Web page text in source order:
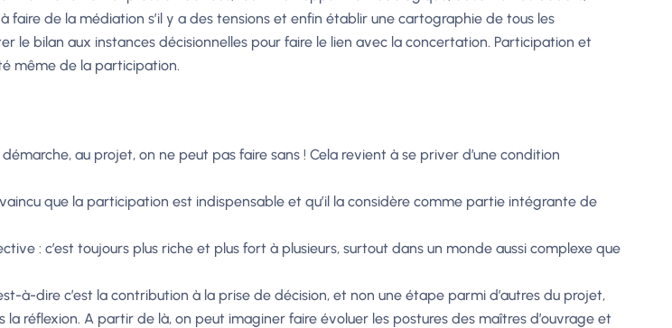
de la médiation s’il y a des tensions et enfin établir une cartographie de tous les
le bilan aux instances décisionnelles pour faire le lien avec la concertation. Participation et
même de la participation.
au projet, on ne peut pas faire sans ! Cela revient à se priver d’une condition
que la participation est indispensable et qu’il la considère comme partie intégrante de
: c’est toujours plus riche et plus fort à plusieurs, surtout dans un monde aussi complexe que
à-dire c’est la contribution à la prise de décision, et non une étape parmi d’autres du projet,
réflexion. A partir de là, on peut imaginer faire évoluer les postures des maîtres d’ouvrage et